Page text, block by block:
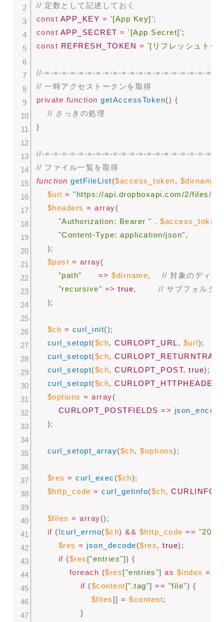
// 定数として記述しておく
const APP_KEY = '[App Key]';
const APP_SECRET = '[App Secret]';
const REFRESH_TOKEN = '[リフレッシュトー
//-=-=-=-=-=-=-=-=-=-=-=-=-=-=-=-=-=-=-=-=-
// 一時アクセストークンを取得
private function getAccessToken() {
// さっきの処理
}
//-=-=-=-=-=-=-=-=-=-=-=-=-=-=-=-=-=-=-=-=-
// ファイル一覧を取得
function getFileList($access_token, $dirname
$url = "https://api.dropboxapi.com/2/files/
$headers = array(
"Authorization: Bearer " . $access_token
"Content-Type: application/json",
);
$post = array(
"path"
=> $dirname,
// 対象のディレ
"recursive" => true,
// サブフォルダ
);
$ch = curl_init();
curl_setopt($ch, CURLOPT_URL, $url);
curl_setopt($ch,
curl_setopt($ch, CURLOPT_POST, true) ;
curl_setopt($ch, CURLOPT_HTTPHEADER
$options = array(
CURLOPT_POSTFIELDS => json_encode
);
curl_setopt_array($ch, $options) ;
$res = curl_exec ($ch);
$http_code = curl_getinfo($ch,
$files = array() ;
if (!curl_errno($ch) && $http_code == "200"
$res = json_decode($res, true) ;
if ($res ["entries"]) {
foreach ($res["entries"] as $index =>
if ($content[".tag"] == "file") {
$files [] = $content;
}